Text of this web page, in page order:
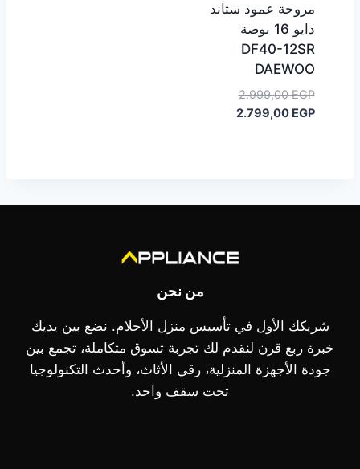
مروحة عمود ستاند
دايو 16 بوصة
DF40-12SR
DAEWOO
2.999,00EGP
السعر
الأصلي2.799,00 EGP
السعر
من نحن
شريكك الأول في تأسيس منزل الأحلام. نضع بين يديك
خبرة ربع قرن لنقدم لك تجربة تسوق متكاملة، تجمع بين
جودة الأجهزة المنزلية، رقي الأثاث، وأحدث التكنولوجيا
تحت سقف واحد.